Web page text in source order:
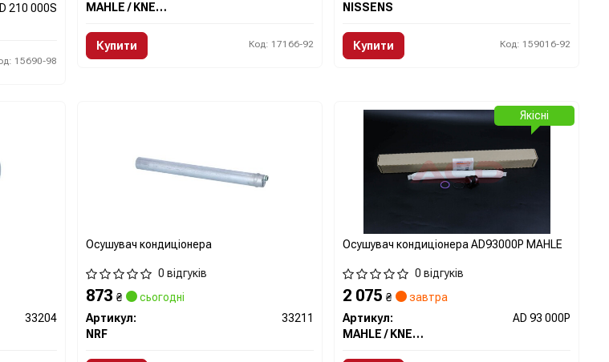
210 000S
15690-98
MAHLE / KNECHT
Купити Код: 17166-92
NISSENS
Купити Код: 159016-92
33204
Осушувач кондиціонера
0 відгуків
873₴
сьогодні
Артикул:
33211
NRF
Осушувач кондиціонера AD93000P MAHLE
0 відгуків
2 075₴
завтра
Артикул:
AD 93 000P
MAHLE / KNECHT
Якісні